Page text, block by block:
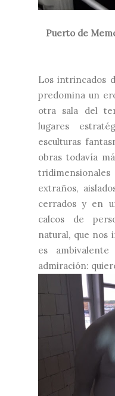
Puerto de
Los intrincados
predomina un
otra sala del
lugares
esculturas
obras todavía
tridimensionales
extraños,
cerrados y en
calcos de
natural, que nos
es
admiración: